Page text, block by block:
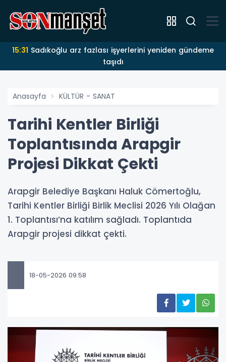
15:31
taşıdı
Anasayfa KÜLTÜR - SANAT
Tarihi Kentler Birliği
Toplantısında Arapgir
Projesi Dikkat Çekti
Arapgir Belediye Başkanı Haluk Cömertoğlu,
Tarihi Kentler Birliği Birlik Meclisi 2026 Yılı Olağan
1. Toplantısı’na katılım sağladı. Toplantıda
Arapgir projesi dikkat çekti.
18-05-2026 09:58